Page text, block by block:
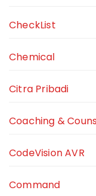
CheckList
Chemical
Citra Pribadi
Coaching &
CodeVision AVR
Command